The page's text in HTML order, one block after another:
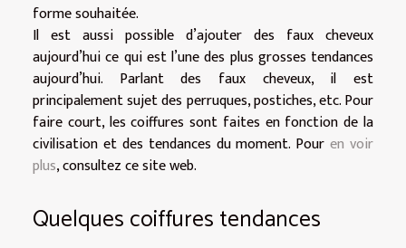
forme souhaitée.
Il est aussi possible d’ajouter des faux cheveux
aujourd’hui ce qui est l’une des plus grosses tendances
aujourd’hui. Parlant des faux cheveux, il est
principalement sujet des perruques, postiches, etc. Pour
faire court, les coiffures sont faites en fonction de la
civilisation et des tendances du moment. Pouren voir
plus, consultez ce site web.
Quelques coiffures tendances